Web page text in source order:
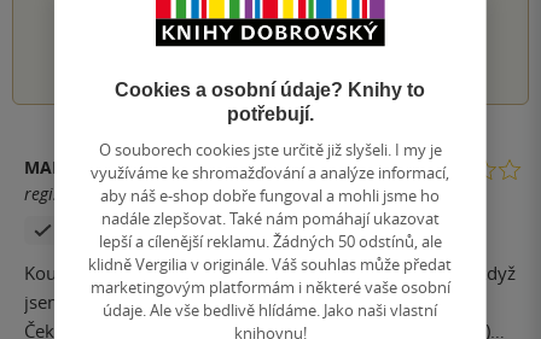
1 2 3 4 5
MARTINA MOLÍKOVÁ
registrovaný uživatel
Zakoupil produkt
Koupila jsem pro syna. Kniha je pěkně ilustrovaná, ale když
jsem si to pročítala,tak mě tedy příběhy moc nezaujaly.
Čekala jsem asi na dnešní dobu více bizárnější příběhy :)
Cookies a osobní údaje? Knihy to
potřebují.
O souborech cookies jste určitě již slyšeli. I my je
využíváme ke shromažďování a analýze informací,
aby náš e-shop dobře fungoval a mohli jsme ho
nadále zlepšovat. Také nám pomáhají ukazovat
lepší a cílenější reklamu. Žádných 50 odstínů, ale
klidně Vergilia v originále. Váš souhlas může předat
marketingovým platformám i některé vaše osobní
údaje. Ale vše bedlivě hlídáme. Jako naši vlastní
knihovnu!